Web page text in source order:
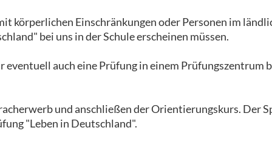
körperlichen Einschränkungen oder Personen im
bei uns in der Schule erscheinen müssen.
auch eine Prüfung in einem Prüfungszentrum
und anschließen der Orientierungskurs. Der
"Leben in Deutschland".